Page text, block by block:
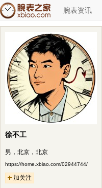
腕表资讯
徐不工
男，北京，北京
https://home.xbiao.com/02944744/
加关注